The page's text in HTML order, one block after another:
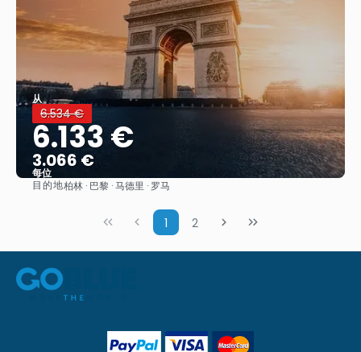
从
6.534 €
6.133 €
3.066 €
每位
目的地柏林 · 巴黎 · 马德里 · 罗马
1 2